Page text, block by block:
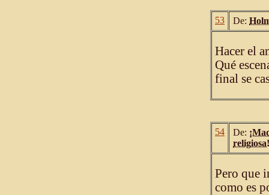
53 De:
Hacer el
Qué
final se
54 De:
religiosa!
Pero que
como es